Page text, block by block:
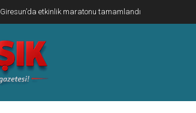
Giresun’da etkinlik maratonu tamamlandı